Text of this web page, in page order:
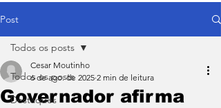
Post
Todos os posts
Destaques
Todos os posts
Governador afirma
Cesar Moutinho
6 de ago. de 2025 2 min de leitura